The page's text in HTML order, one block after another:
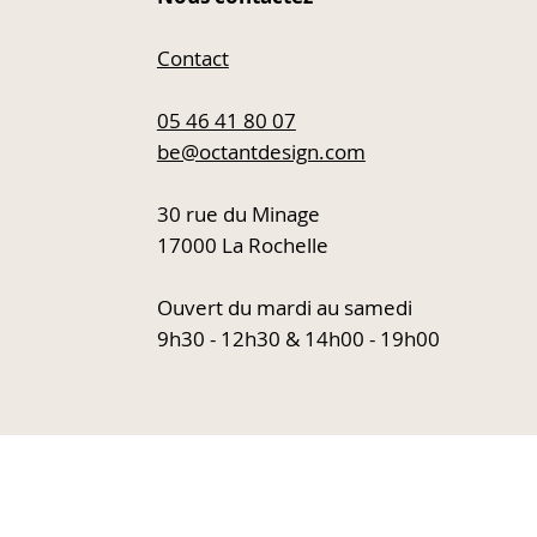
encastrable NQ50K3130BM
Prix promotionnel
390,00 €
Prix promotionnel
Prix original
396,00 €
Contact
05 46 41 80 07
be@octantdesign.com
30 rue du Minage
17000 La Rochelle
Ouvert du mardi au samedi
9h30 - 12h30 & 14h00 - 19h00